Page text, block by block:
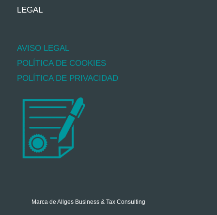
LEGAL
AVISO LEGAL
POLÍTICA DE COOKIES
POLÍTICA DE PRIVACIDAD
Marca de Allges Business & Tax Consulting